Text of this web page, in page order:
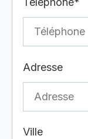
Adresse
Ville